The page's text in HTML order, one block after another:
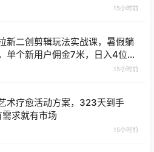
賺到钱
15小时前
新二创剪辑玩法实战课，暑假躺
单个新用户佣金7米，日入4位数
）
15小时前
术疗愈活动方案，323天到手
求就有市场
15小时前